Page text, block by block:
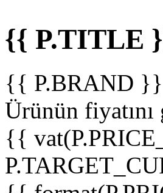
{{ P.TITLE
{{ P.BRAND }}
Ürünün
{{